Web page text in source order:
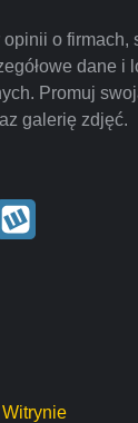
o firmach,
dane i
Promuj
galerię zdjęć.